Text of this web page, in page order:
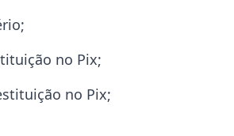
no Pix;
no Pix;